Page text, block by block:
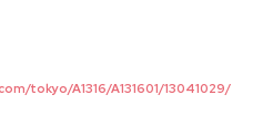
tokyo/A1316/A131601/13041029/